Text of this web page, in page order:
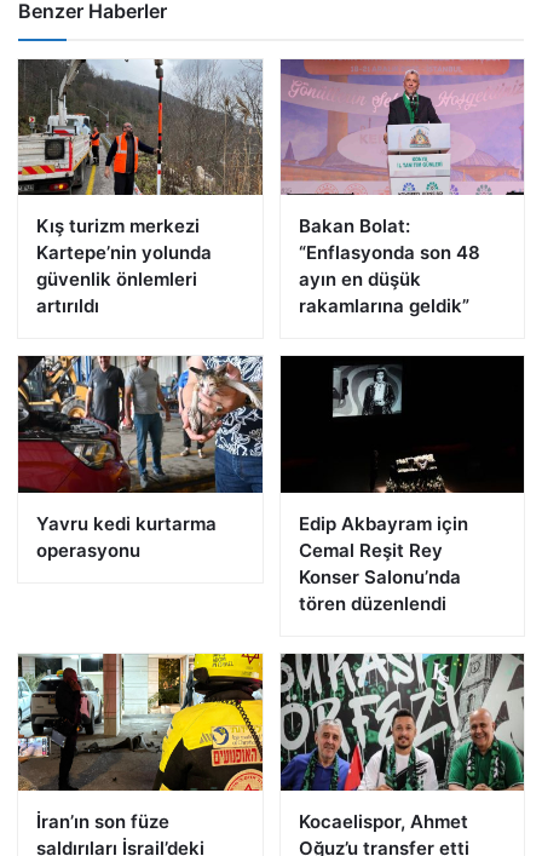
Benzer Haberler
Kış turizm merkezi
Kartepe’nin yolunda
güvenlik önlemleri
artırıldı
Bakan Bolat:
“Enflasyonda son 48
ayın en düşük
rakamlarına geldik”
Yavru kedi kurtarma
operasyonu
Edip Akbayram için
Cemal Reşit Rey
Konser Salonu’nda
tören düzenlendi
İran’ın son füze
saldırıları İsrail’deki
Kocaelispor, Ahmet
Oğuz’u transfer etti